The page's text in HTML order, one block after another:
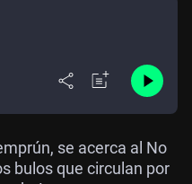
se acerca al No
bulos que circulan por